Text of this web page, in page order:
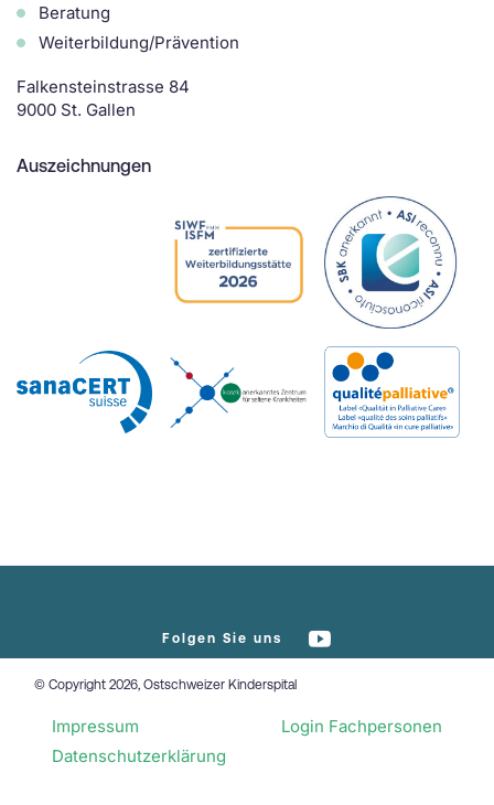
Beratung
Weiterbildung/Prävention
Falkensteinstrasse 84
9000 St. Gallen
Auszeichnungen
Folgen Sie uns
© Copyright 2026, Ostschweizer Kinderspital
Impressum
Login Fachpersonen
Datenschutzerklärung